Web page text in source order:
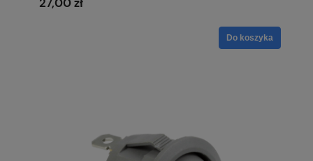
27,00 zł
Do koszyka